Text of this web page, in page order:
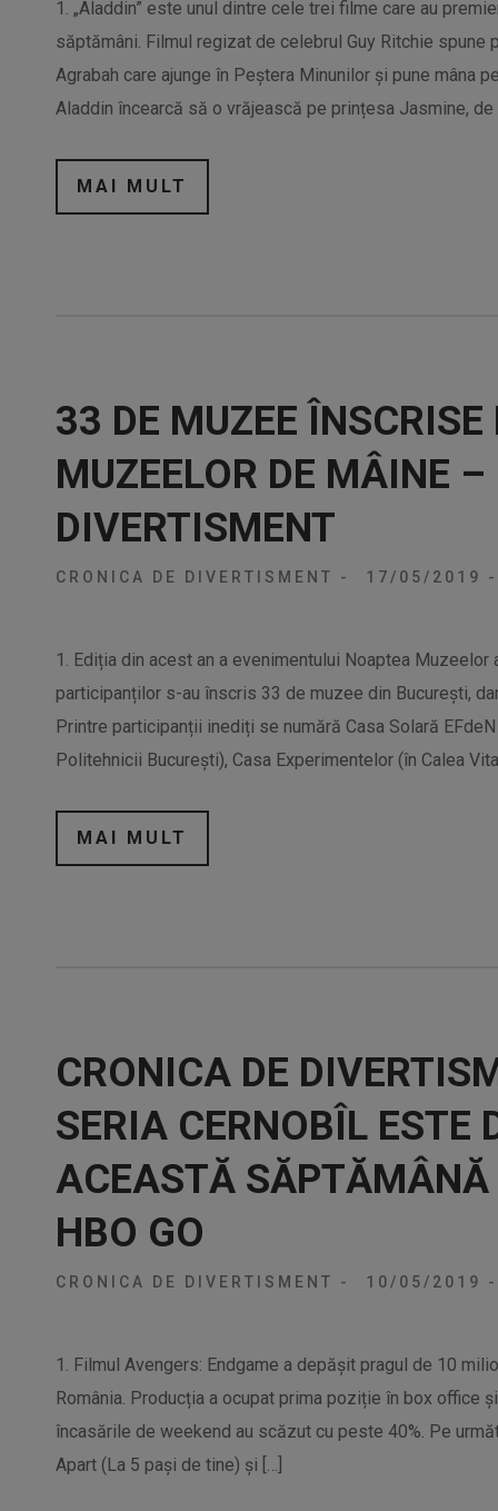
1. „Aladdin” este unul dintre cele trei filme care au
săptămâni. Filmul regizat de celebrul Guy Ritchie
Agrabah care ajunge în Peștera Minunilor și pune mâna
Aladdin încearcă să o vrăjească pe prințesa Jasmine, de
MAI MULT
33 DE MUZEE
MUZEELOR DE MÂINE
DIVERTISMENT
CRONICA DE DIVERTISMENT - 17/05/2019 -
1. Ediția din acest an a evenimentului Noaptea
participanților s-au înscris 33 de muzee din București,
Printre participanții inediți se numără Casa Solară
Politehnicii București), Casa Experimentelor (în Calea
MAI MULT
CRONICA DE
SERIA CERNOBÎL ESTE
ACEASTĂ
HBO GO
CRONICA DE DIVERTISMENT - 10/05/2019 -
1. Filmul Avengers: Endgame a depășit pragul de 10
România. Producția a ocupat prima poziție în box office
încasările de weekend au scăzut cu peste 40%. Pe
Apart (La 5 pași de tine) și […]